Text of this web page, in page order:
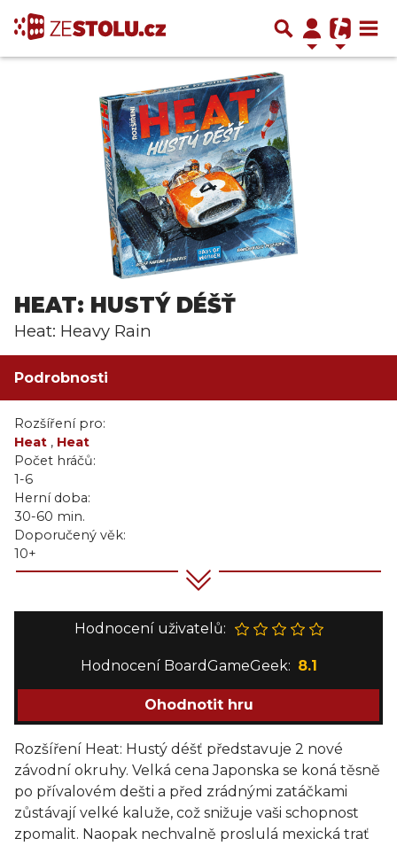
HEAT: HUSTÝ DÉŠŤ
Heat: Heavy Rain
Podrobnosti
Rozšíření pro:
Heat , Heat
Počet hráčů:
1-6
Herní doba:
30-60 min.
Doporučený věk:
10+
Hodnocení uživatelů:
Hodnocení BoardGameGeek: 8.1
Ohodnotit hru
Rozšíření Heat: Hustý déšť představuje 2 nové
závodní okruhy. Velká cena Japonska se koná těsně
po přívalovém dešti a před zrádnými zatáčkami
zůstávají velké kaluže, což snižuje vaši schopnost
zpomalit. Naopak nechvalně proslulá mexická trať